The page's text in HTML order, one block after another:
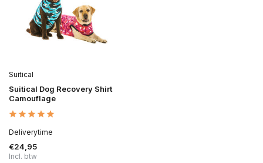
Suitical
Suitical Dog Recovery Shirt
Camouflage
Deliverytime
€24,95
Incl. btw